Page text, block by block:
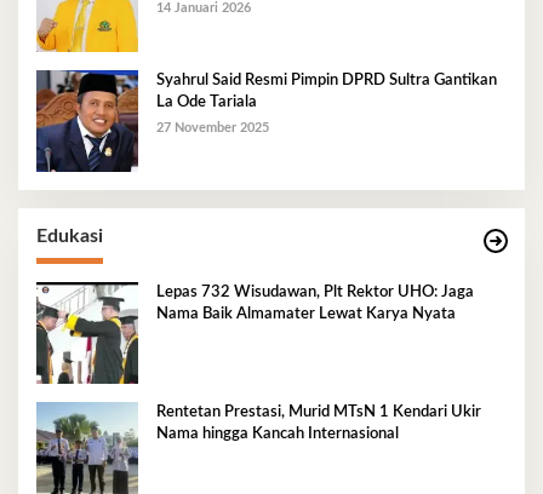
14 Januari 2026
Syahrul Said Resmi Pimpin DPRD Sultra Gantikan
La Ode Tariala
27 November 2025
Edukasi
Lepas 732 Wisudawan, Plt Rektor UHO: Jaga
Nama Baik Almamater Lewat Karya Nyata
Rentetan Prestasi, Murid MTsN 1 Kendari Ukir
Nama hingga Kancah Internasional